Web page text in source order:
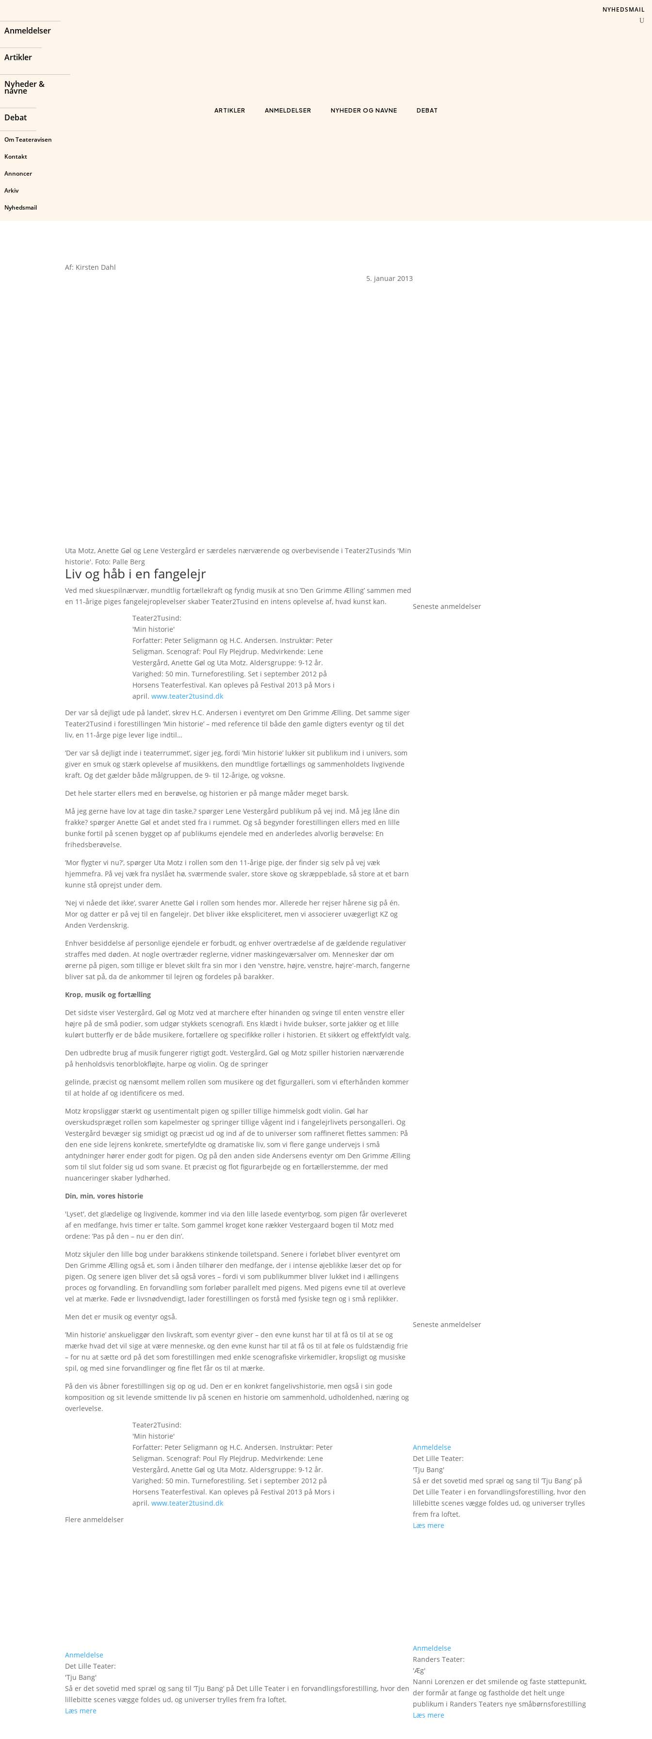
Anmeldelser
Artikler
Nyheder &
navne
Debat
Om Teateravisen
Kontakt
Annoncer
Arkiv
Nyhedsmail
ARTIKLER ANMELDELSER NYHEDER OG NAVNE DEBAT
NYHEDSMAIL
Af: Kirsten Dahl
5. januar 2013
Uta Motz, Anette Gøl og Lene Vestergård er særdeles nærværende og overbevisende i Teater2Tusinds 'Min
historie'. Foto: Palle Berg
Liv og håb i en fangelejr
Ved med skuespilnærvær, mundtlig fortællekraft og fyndig musik at sno ’Den Grimme Ælling’ sammen med
en 11-årige piges fangelejroplevelser skaber Teater2Tusind en intens oplevelse af, hvad kunst kan.
Teater2Tusind:
'Min historie'
Forfatter: Peter Seligmann og H.C. Andersen. Instruktør: Peter
Seligman. Scenograf: Poul Fly Plejdrup. Medvirkende: Lene
Vestergård, Anette Gøl og Uta Motz. Aldersgruppe: 9-12 år.
Varighed: 50 min. Turneforestiling. Set i september 2012 på
Horsens Teaterfestival. Kan opleves på Festival 2013 på Mors i
april. www.teater2tusind.dk
Der var så dejligt ude på landet’, skrev H.C. Andersen i eventyret om Den Grimme Ælling. Det samme siger
Teater2Tusind i forestillingen ’Min historie’ – med reference til både den gamle digters eventyr og til det
liv, en 11-årge pige lever lige indtil…
’Der var så dejligt inde i teaterrummet’, siger jeg, fordi ’Min historie’ lukker sit publikum ind i univers, som
giver en smuk og stærk oplevelse af musikkens, den mundtlige fortællings og sammenholdets livgivende
kraft. Og det gælder både målgruppen, de 9- til 12-årige, og voksne.
Det hele starter ellers med en berøvelse, og historien er på mange måder meget barsk.
Må jeg gerne have lov at tage din taske,? spørger Lene Vestergård publikum på vej ind. Må jeg låne din
frakke? spørger Anette Gøl et andet sted fra i rummet. Og så begynder forestillingen ellers med en lille
bunke fortil på scenen bygget op af publikums ejendele med en anderledes alvorlig berøvelse: En
frihedsberøvelse.
’Mor flygter vi nu?’, spørger Uta Motz i rollen som den 11-årige pige, der finder sig selv på vej væk
hjemmefra. På vej væk fra nyslået hø, sværmende svaler, store skove og skræppeblade, så store at et barn
kunne stå oprejst under dem.
’Nej vi nåede det ikke’, svarer Anette Gøl i rollen som hendes mor. Allerede her rejser hårene sig på én.
Mor og datter er på vej til en fangelejr. Det bliver ikke ekspliciteret, men vi associerer uvægerligt KZ og
Anden Verdenskrig.
Enhver besiddelse af personlige ejendele er forbudt, og enhver overtrædelse af de gældende regulativer
straffes med døden. At nogle overtræder reglerne, vidner maskingeværsalver om. Mennesker dør om
ørerne på pigen, som tillige er blevet skilt fra sin mor i den 'venstre, højre, venstre, højre'-march, fangerne
bliver sat på, da de ankommer til lejren og fordeles på barakker.
Krop, musik og fortælling
Det sidste viser Vestergård, Gøl og Motz ved at marchere efter hinanden og svinge til enten venstre eller
højre på de små podier, som udgør stykkets scenografi. Ens klædt i hvide bukser, sorte jakker og et lille
kulørt butterfly er de både musikere, fortællere og specifikke roller i historien. Et sikkert og effektfyldt valg.
Den udbredte brug af musik fungerer rigtigt godt. Vestergård, Gøl og Motz spiller historien nærværende
på henholdsvis tenorblokfløjte, harpe og violin. Og de springer
gelinde, præcist og nænsomt mellem rollen som musikere og det figurgalleri, som vi efterhånden kommer
til at holde af og identificere os med.
Motz kropsliggør stærkt og usentimentalt pigen og spiller tillige himmelsk godt violin. Gøl har
overskudspræget rollen som kapelmester og springer tillige vågent ind i fangelejrlivets persongalleri. Og
Vestergård bevæger sig smidigt og præcist ud og ind af de to universer som raffineret flettes sammen: På
den ene side lejrens konkrete, smertefyldte og dramatiske liv, som vi flere gange undervejs i små
antydninger hører ender godt for pigen. Og på den anden side Andersens eventyr om Den Grimme Ælling
som til slut folder sig ud som svane. Et præcist og flot figurarbejde og en fortællerstemme, der med
nuanceringer skaber lydhørhed.
Din, min, vores historie
'Lyset', det glædelige og livgivende, kommer ind via den lille lasede eventyrbog, som pigen får overleveret
af en medfange, hvis timer er talte. Som gammel kroget kone rækker Vestergaard bogen til Motz med
ordene: ’Pas på den – nu er den din’.
Motz skjuler den lille bog under barakkens stinkende toiletspand. Senere i forløbet bliver eventyret om
Den Grimme Ælling også et, som i ånden tilhører den medfange, der i intense øjeblikke læser det op for
pigen. Og senere igen bliver det så også vores – fordi vi som publikummer bliver lukket ind i ællingens
proces og forvandling. En forvandling som forløber parallelt med pigens. Med pigens evne til at overleve
vel at mærke. Føde er livsnødvendigt, lader forestillingen os forstå med fysiske tegn og i små replikker.
Men det er musik og eventyr også.
’Min historie’ anskueliggør den livskraft, som eventyr giver – den evne kunst har til at få os til at se og
mærke hvad det vil sige at være menneske, og den evne kunst har til at få os til at føle os fuldstændig frie
– for nu at sætte ord på det som forestillingen med enkle scenografiske virkemidler, kropsligt og musiske
spil, og med sine forvandlinger og fine flet får os til at mærke.
På den vis åbner forestillingen sig op og ud. Den er en konkret fangelivshistorie, men også i sin gode
komposition og sit levende smittende liv på scenen en historie om sammenhold, udholdenhed, næring og
overlevelse.
Teater2Tusind:
'Min historie'
Forfatter: Peter Seligmann og H.C. Andersen. Instruktør: Peter
Seligman. Scenograf: Poul Fly Plejdrup. Medvirkende: Lene
Vestergård, Anette Gøl og Uta Motz. Aldersgruppe: 9-12 år.
Varighed: 50 min. Turneforestiling. Set i september 2012 på
Horsens Teaterfestival. Kan opleves på Festival 2013 på Mors i
april. www.teater2tusind.dk
Flere anmeldelser
Anmeldelse
Det Lille Teater:
'Tju Bang'
Så er det sovetid med spræl og sang til ’Tju Bang’ på Det Lille Teater i en forvandlingsforestilling, hvor den
lillebitte scenes vægge foldes ud, og universer trylles frem fra loftet.
Læs mere
Seneste anmeldelser
Seneste anmeldelser
Anmeldelse
Det Lille Teater:
'Tju Bang'
Så er det sovetid med spræl og sang til ’Tju Bang’ på
Det Lille Teater i en forvandlingsforestilling, hvor den
lillebitte scenes vægge foldes ud, og universer trylles
frem fra loftet.
Læs mere
Anmeldelse
Randers Teater:
'Æg'
Nanni Lorenzen er det smilende og faste støttepunkt,
der formår at fange og fastholde det helt unge
publikum i Randers Teaters nye småbørnsforestilling
Læs mere